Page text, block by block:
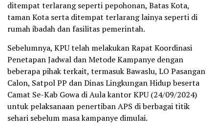
ditempat terlarang seperti pepohonan, Batas Kota,
taman Kota serta ditempat terlarang lainya seperti di
rumah ibadah dan fasilitas pemerintah.
Sebelumnya, KPU telah melakukan Rapat Koordinasi
Penetapan Jadwal dan Metode Kampanye dengan
beberapa pihak terkait, termasuk Bawaslu, LO Pasangan
Calon, Satpol PP dan Dinas Lingkungan Hidup beserta
Camat Se-Kab Gowa di Aula kantor KPU (24/09/2024)
untuk pelaksanaan penertiban APS di berbagai titik
sehari sebelum masa kampanye dimulai.